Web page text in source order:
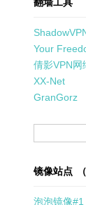
Your
倩影VPN网
XX-Net
GranGorz
镜像站点 （
泡泡镜像#1